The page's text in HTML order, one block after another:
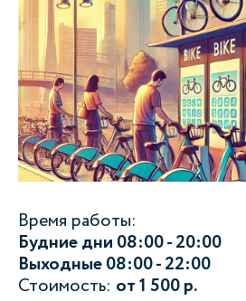
Время работы:
Будние дни 08:00 - 20:00
Выходные 08:00 - 22:00
Стоимость: от 1 500 р.